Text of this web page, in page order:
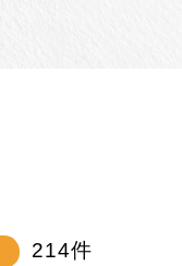
214件